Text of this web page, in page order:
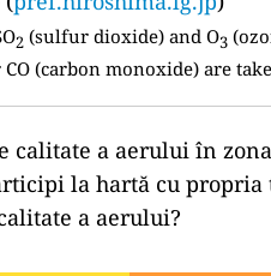
2 (sulfur dioxide) and O3
(carbon monoxide) are
calitate a aerului în zona
la hartă cu propria
a aerului?